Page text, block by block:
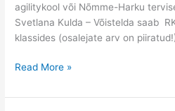
agilitykool või Nõmme-Harku
Svetlana Kulda – Võistelda saab
klassides (osalejate arv on
Read More »